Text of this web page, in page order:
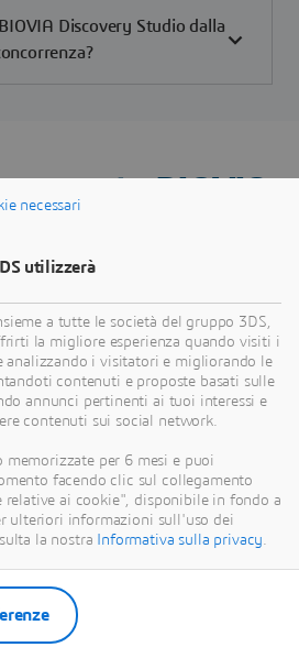
Discovery Studio dalla
esperto BIOVIA
necessari
utilizzerà
a tutte le società del gruppo 3DS,
la migliore esperienza quando visiti i
analizzando i visitatori e migliorando le
contenuti e proposte basati sulle
annunci pertinenti ai tuoi interessi e
contenuti sui social network.
memorizzate per 6 mesi e puoi
facendo clic sul collegamento
relative ai cookie", disponibile in fondo a
ulteriori informazioni sull'uso dei
la nostra
Informativa sulla privacy.